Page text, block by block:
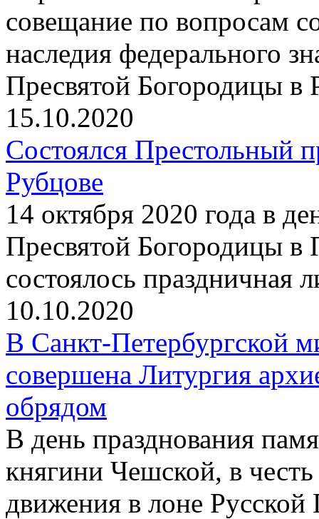
совещание по вопросам
наследия федерального
Пресвятой Богородицы в
15.10.2020
Состоялся Престольный
Рубцове
14 октября 2020 года в
Пресвятой Богородицы в
состоялось праздничная
10.10.2020
В Санкт-Петербургской
совершена Литургия
обрядом
В день празднования
княгини Чешской, в
движения в лоне